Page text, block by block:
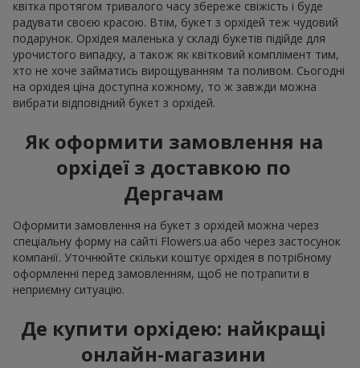
квітка протягом тривалого часу збереже свіжість і буде
радувати своєю красою. Втім, букет з орхідей теж чудовий
подарунок. Орхідея маленька у складі букетів підійде для
урочистого випадку, а також як квітковий комплімент тим,
хто не хоче займатись вирощуванням та поливом. Сьогодні
на орхідея ціна доступна кожному, то ж завжди можна
вибрати відповідний букет з орхідей.
Як оформити замовлення на
орхідеї з доставкою по
Дергачам
Оформити замовлення на букет з орхідей можна через
спеціальну форму на сайті Flowers.ua або через застосунок
компанії. Уточнюйте скільки коштує орхідея в потрібному
оформленні перед замовленням, щоб не потрапити в
неприємну ситуацію.
Де купити орхідею: найкращі
онлайн-магазини